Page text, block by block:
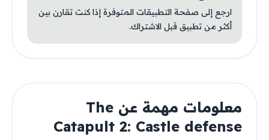
ارجع إلى صفحة التطبيقات المتوفرة إذا كنت تقارن بين
أكثر من تطبيق قبل الاشتراك.
معلومات مهمة عن The
Catapult 2: Castle defense